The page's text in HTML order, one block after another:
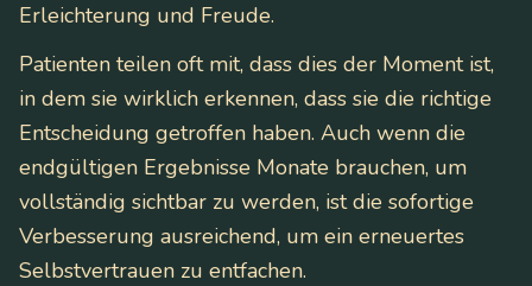
Erleichterung und Freude.
Patienten teilen oft mit, dass dies der Moment ist,
in dem sie wirklich erkennen, dass sie die richtige
Entscheidung getroffen haben. Auch wenn die
endgültigen Ergebnisse Monate brauchen, um
vollständig sichtbar zu werden, ist die sofortige
Verbesserung ausreichend, um ein erneuertes
Selbstvertrauen zu entfachen.